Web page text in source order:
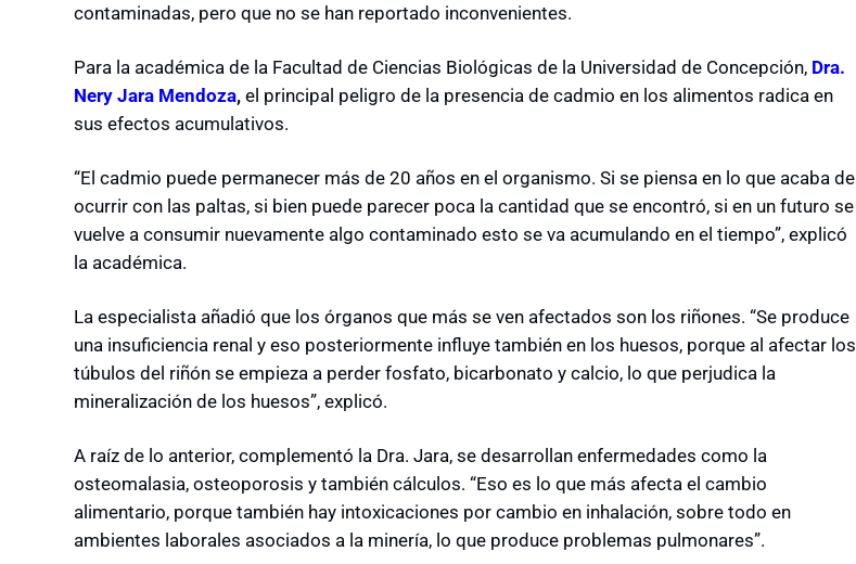
contaminadas, pero que no se han reportado inconvenientes.
Para la académica de la Facultad de Ciencias Biológicas de la Universidad de Concepción, Dra.
Nery Jara Mendoza, el principal peligro de la presencia de cadmio en los alimentos radica en
sus efectos acumulativos.
“El cadmio puede permanecer más de 20 años en el organismo. Si se piensa en lo que acaba de
ocurrir con las paltas, si bien puede parecer poca la cantidad que se encontró, si en un futuro se
vuelve a consumir nuevamente algo contaminado esto se va acumulando en el tiempo”, explicó
la académica.
La especialista añadió que los órganos que más se ven afectados son los riñones. “Se produce
una insuficiencia renal y eso posteriormente influye también en los huesos, porque al afectar los
túbulos del riñón se empieza a perder fosfato, bicarbonato y calcio, lo que perjudica la
mineralización de los huesos”, explicó.
A raíz de lo anterior, complementó la Dra. Jara, se desarrollan enfermedades como la
osteomalasia, osteoporosis y también cálculos. “Eso es lo que más afecta el cambio
alimentario, porque también hay intoxicaciones por cambio en inhalación, sobre todo en
ambientes laborales asociados a la minería, lo que produce problemas pulmonares”.